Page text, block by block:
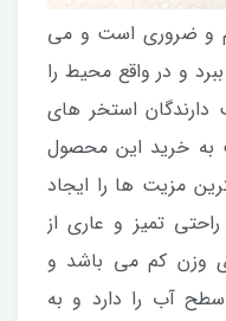
و ضروری است و می
و در واقع محیط را
استخر های
خرید این محصول
مزیت ها را ایجاد
تمیز و عاری از
وزن کم می باشد و
سطح آب را دارد و به